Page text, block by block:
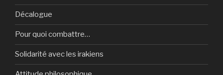
Décalogue
Pour quoi combattre…
Solidarité avec les irakiens